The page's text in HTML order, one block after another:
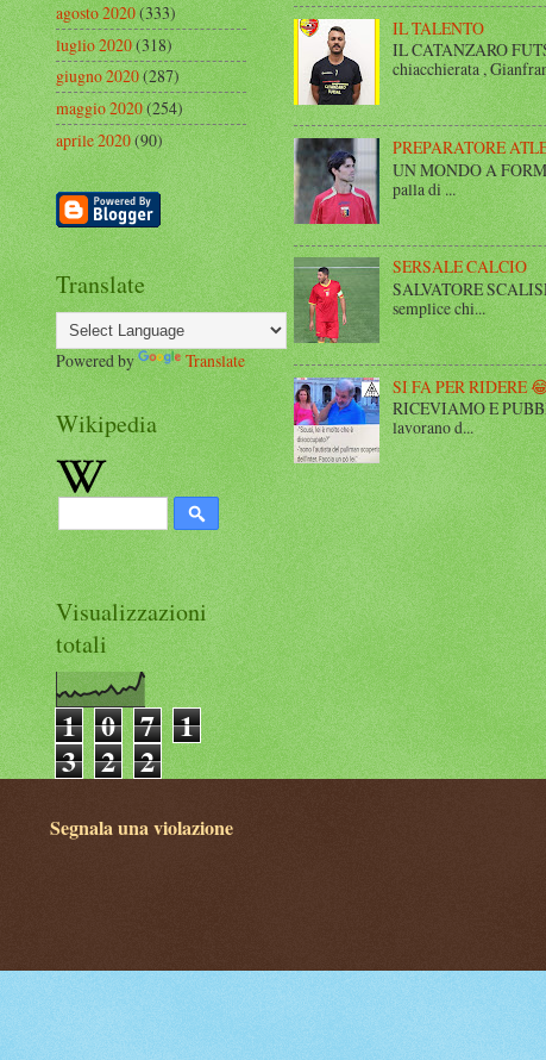
IL TALENTO
IL CATANZARO
chiacchierata ,
PREPARATORE
UN MONDO A
palla di ...
SERSALE CALCIO
SALVATORE
semplice chi...
SI FA PER RIDERE
RICEVIAMO E
lavorano d...
agosto 2020(333)
luglio 2020(318)
giugno 2020(287)
maggio 2020(254)
aprile 2020(90)
Translate
Powered by Translate
Wikipedia
Visualizzazioni
totali
1 0 7 1
3 2 2
Segnala una violazione